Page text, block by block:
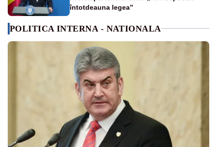
întotdeauna legea”
POLITICA INTERNA - NATIONALA